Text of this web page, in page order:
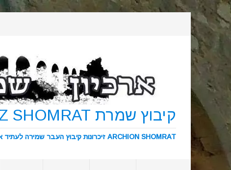
קיבוץ שמרת KIBBUTZ SHOMRAT
ARCHION SHOMRAT זיכרונות קיבוץ העבר שמירה לעתיד ארכיון שמרת